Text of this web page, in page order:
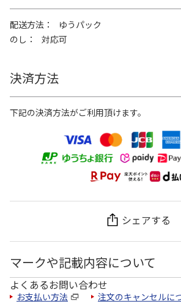
配送方法
ゆうパック
のし
対応可
決済方法
下記の決済方法がご利用頂けます。
シェアする
マークや記載内容について
よくあるお問い合わせ
お支払い方法 注文のキャンセルに